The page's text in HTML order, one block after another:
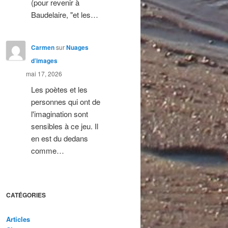
(pour revenir à
Baudelaire, "et les…
CarmensurNuages
d’images
mai 17, 2026
Les poètes et les
personnes qui ont de
l'imagination sont
sensibles à ce jeu. Il
en est du dedans
comme…
CATÉGORIES
Articles